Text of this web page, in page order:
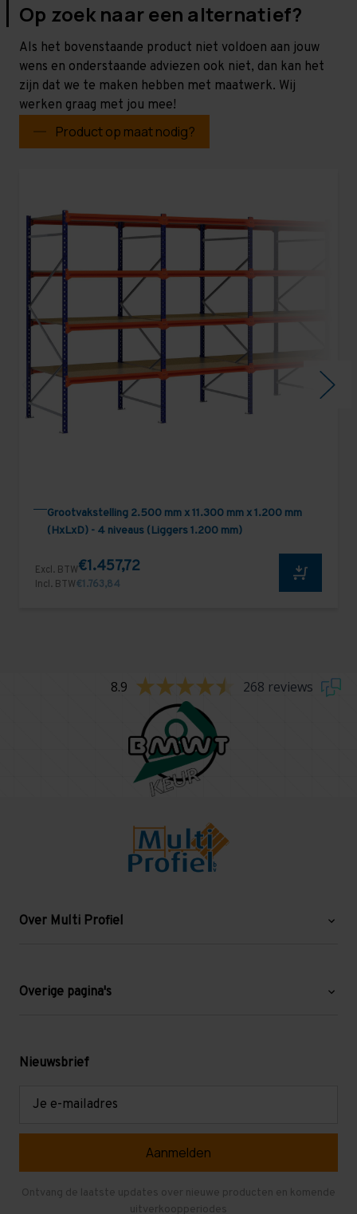
Op zoek naar een alternatief?
Als het bovenstaande product niet voldoen aan jouw
wens en onderstaande adviezen ook niet, dan kan het
zijn dat we te maken hebben met maatwerk. Wij
werken graag met jou mee!
Product op maat nodig?
Grootvakstelling 2.500 mm x 11.300 mm x 1.200 mm
(HxLxD) - 4 niveaus (Liggers 1.200 mm)
Excl. BTW€1.457,72
Incl. BTW€1.763,84
8.9 268 reviews
Over Multi Profiel
Blog
Levering en afhalen
Overige pagina's
Mezzanine
Gebruikte entresolvloeren
Nieuwsbrief
Ontvang de laatste updates over nieuwe producten en komende
uitverkoopperiodes